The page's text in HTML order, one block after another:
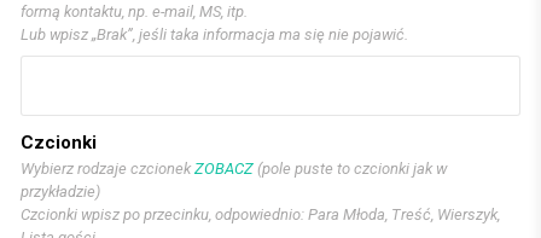
formą kontaktu, np. e-mail, MS, itp.
Lub wpisz „Brak”, jeśli taka informacja ma się nie pojawić.
Czcionki
Wybierz rodzaje czcionek ZOBACZ (pole puste to czcionki jak w
przykładzie)
Czcionki wpisz po przecinku, odpowiednio: Para Młoda, Treść, Wierszyk,